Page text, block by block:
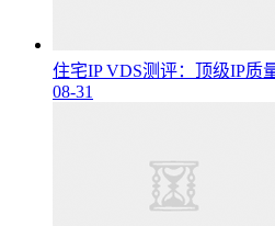
住宅IP VDS测评：顶级IP质
08-31